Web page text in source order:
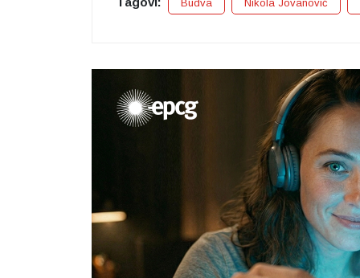
Budva Nikola Jovanović